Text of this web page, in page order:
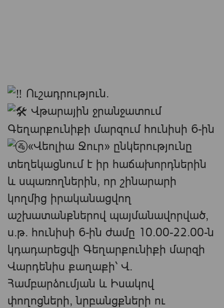
Ուշադրություն.
Վթարային ջրանջատում
Գեղարքունիքի մարզում հունիսի 6-ին
«Վեոլիա Ջուր» ընկերությունը
տեղեկացնում է իր հաճախորդներին
և սպառողներին, որ շինարարի
կողմից իրականացվող
աշխատանքներով պայմանավորված,
ս.թ. հունիսի 6-ին ժամը 10.00-22.00-ն
կդադարեցվի Գեղարքունիքի մարզի
Վարդենիս քաղաքի՝ Վ.
Համբարձումյան և Իսակով
փողոցների, նրբանցքների ու